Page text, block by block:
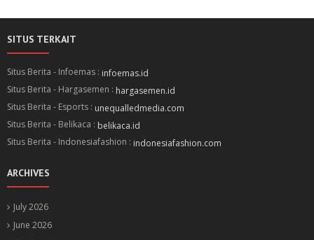
SITUS TERKAIT
Situs Berita - Infoemas : infoemas.id
Situs Berita - Hargasemen : hargasemen.id
Situs Berita - Esports : unequalledmedia.com
Situs Berita - Belikaca : belikaca.id
Situs Berita - Indonesiafashion : indonesiafashion.com
ARCHIVES
July 2026
June 2026